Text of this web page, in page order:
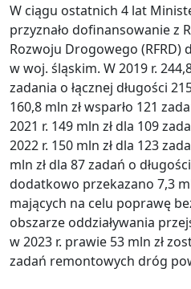
W ciągu ostatnich 4 lat
przyznało dofinansowanie z
Rozwoju Drogowego (RFRD)
w woj. śląskim. W 2019 r.
zadania o łącznej długości
160,8 mln zł wsparło 121
2021 r. 149 mln zł dla 109
2022 r. 150 mln zł dla 123
mln zł dla 87 zadań o
dodatkowo przekazano 7,3
mających na celu poprawę
obszarze oddziaływania
w 2023 r. prawie 53 mln zł
zadań remontowych dróg